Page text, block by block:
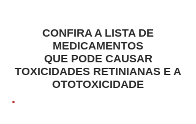
CONFIRA A LISTA DE
MEDICAMENTOS
QUE PODE CAUSAR
TOXICIDADES RETINIANAS E A
OTOTOXICIDADE